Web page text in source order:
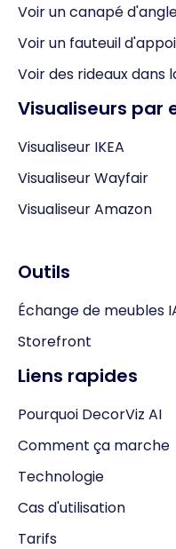
Voir un canapé
Voir un fauteuil
Voir des rideaux dans
Visualiseurs par
Visualiseur IKEA
Visualiseur Wayfair
Visualiseur Amazon
Outils
Échange de meubles
Storefront
Liens rapides
Pourquoi DecorViz AI
Comment ça marche
Technologie
Cas d'utilisation
Tarifs